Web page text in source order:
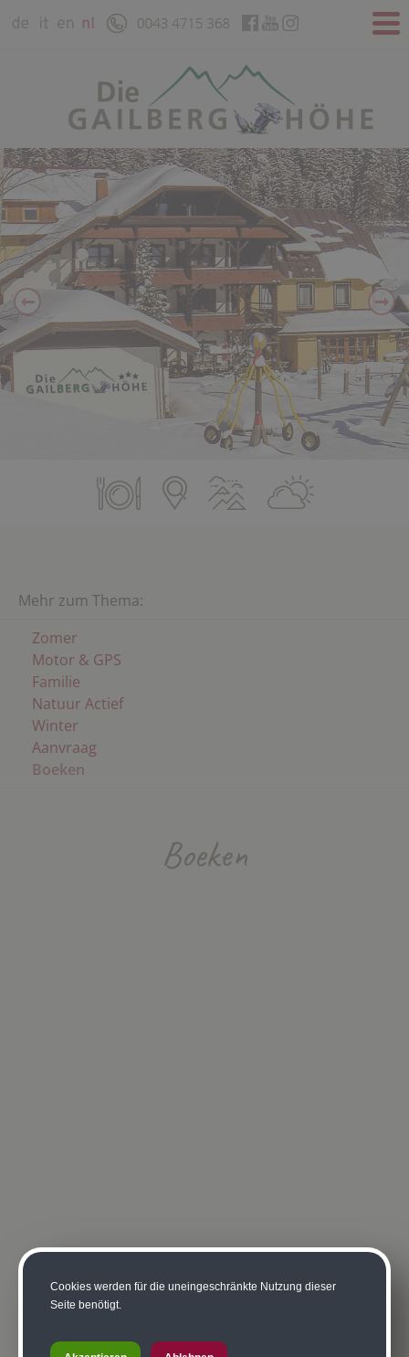
Mehr zum Thema:
Zomer
Motor & GPS
Familie
Natuur Actief
Winter
Aanvraag
Boeken
Boeken
Cookies werden für die uneingeschränkte Nutzung dieser
Seite benötigt.